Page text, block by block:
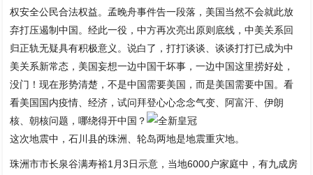
权安全公民合法权益。孟晚舟事件告一段落，美国当然不会就此放
弃打压遏制中国。经此一役，中方再次亮出原则底线，中美关系回
归正轨无疑具有积极意义。说白了，打打谈谈、谈谈打打已成为中
美关系新常态，美国妄想一边中国干坏事，一边中国这里捞好处，
没门！现在形势清楚，不是中国需要美国，而是美国需要中国。看
看美国国内疫情、经济，试问拜登心心念念气变、阿富汗、伊朗
核、朝核问题，哪绕得开中国？
这次地震中，石川县的珠洲、轮岛两地是地震重灾地。
珠洲市市长泉谷满寿裕1月3日示意，当地6000户家庭中，有九成房